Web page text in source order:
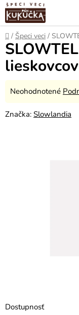
Prejsť
na
obsah
Domov
/ Špeci veci /
Dostupnosť
Priemerné
produktu
Neohodnotené
Značka: Slowlandia